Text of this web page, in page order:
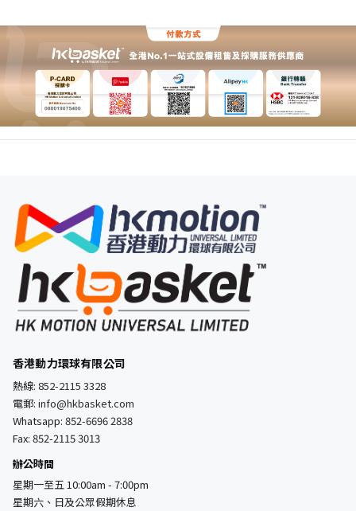
香港動力環球有限公司
熱線: 852-2115 3328
電郵: info@hkbasket.com
Whatsapp: 852-6696 2838
Fax: 852-2115 3013
辦公時間
星期一至五 10:00am - 7:00pm
星期六、日及公眾假期休息